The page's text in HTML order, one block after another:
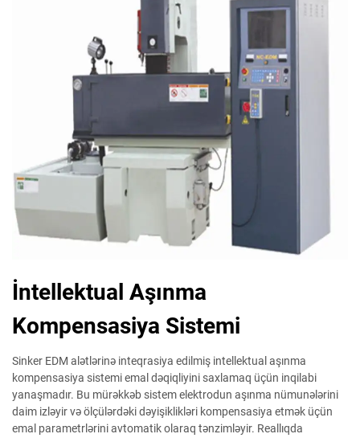
İntellektual Aşınma
Kompensasiya Sistemi
Sinker EDM alətlərinə inteqrasiya edilmiş intellektual aşınma
kompensasiya sistemi emal dəqiqliyini saxlamaq üçün inqilabi
yanaşmadır. Bu mürəkkəb sistem elektrodun aşınma nümunələrini
daim izləyir və ölçülərdəki dəyişiklikləri kompensasiya etmək üçün
emal parametrlərini avtomatik olaraq tənzimləyir. Reallıqda